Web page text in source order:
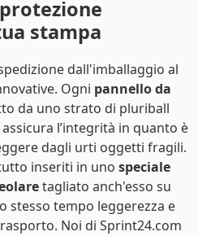
stampa
dall'imballaggio al
Ogni pannello da
da uno strato di pluriball
l’integrità in quanto è
dagli urti oggetti fragili.
inseriti in uno speciale
tagliato anch'esso su
stesso tempo leggerezza e
Noi di Sprint24.com